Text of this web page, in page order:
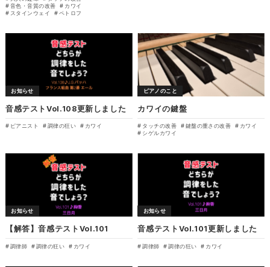
音色・音質の改善
カワイ
スタインウェイ
ペトロフ
お知らせ
音感テストVol.108更新しました
ピアニスト 調律の狂い カワイ
ピアノのこと
カワイの鍵盤
タッチの改善 鍵盤の重さの改善
カワイ
シゲルカワイ
お知らせ
【解答】音感テストVol.101
調律師 調律の狂い カワイ
お知らせ
音感テストVol.101更新しました
調律師 調律の狂い カワイ